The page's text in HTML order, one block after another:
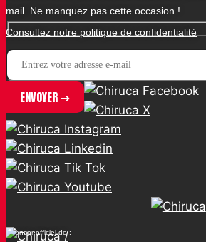
mail. Ne manquez pas cette occasion !
Consultez notre politique de confidentialité
Sponsor officiel de :